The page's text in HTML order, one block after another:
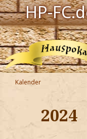
HP-
Navigation
Harry
Der HP-FC
Hogwarts
Kalender
2024